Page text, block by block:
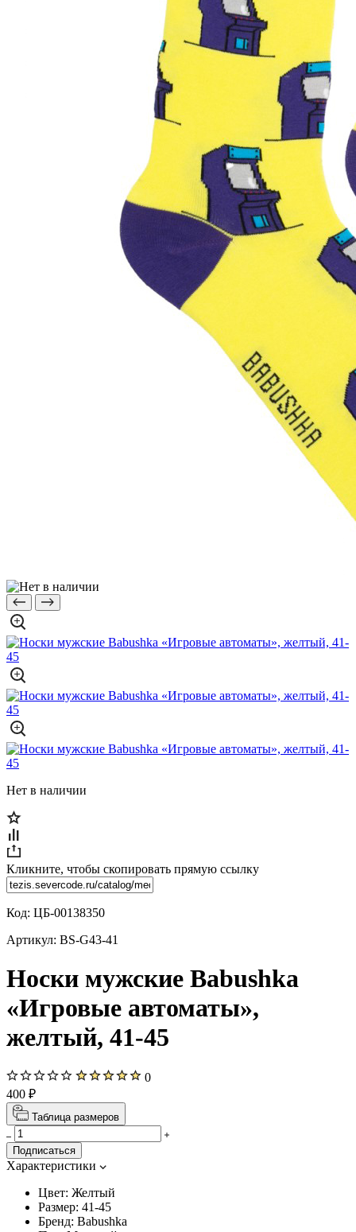
Нет в наличии
Кликните, чтобы скопировать прямую ссылку
Код: ЦБ-00138350
Артикул: BS-G43-41
Носки мужские Babushka
«Игровые автоматы»,
желтый, 41-45
0
400 ₽
Таблица размеров
Подписаться
Характеристики
Цвет: Желтый
Размер: 41-45
Бренд: Babushka